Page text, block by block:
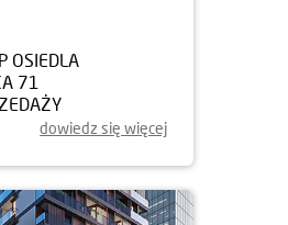
OSIEDLA
71
dowiedz się więcej